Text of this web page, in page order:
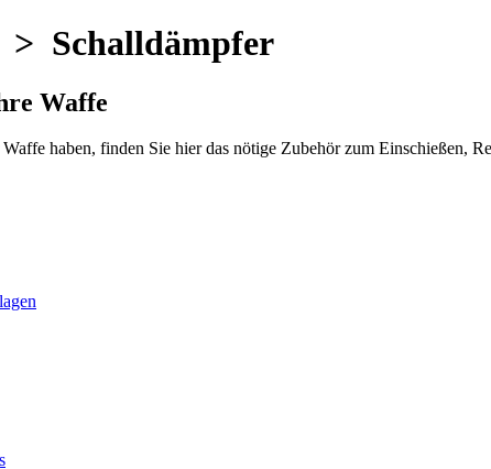
Schalldämpfer
Waffe
haben, finden Sie hier das nötige Zubehör zum Einschießen,